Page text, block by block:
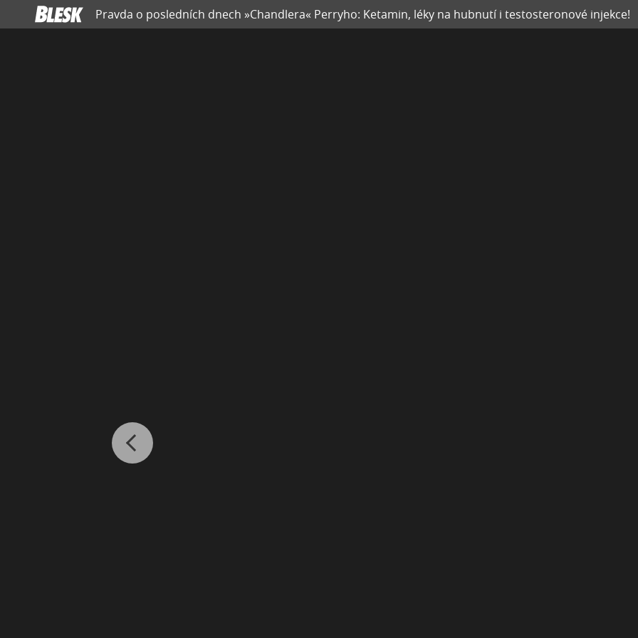
Pravda o posledních dnech »Chandlera« Perryho: Ketamin, léky na hubnutí i testosteronové injekce!